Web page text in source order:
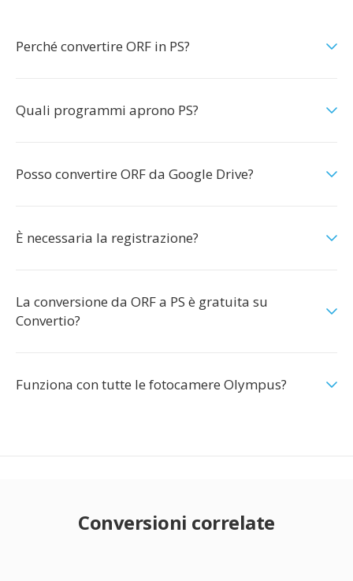
Perché convertire ORF in PS?
Quali programmi aprono PS?
Posso convertire ORF da Google Drive?
È necessaria la registrazione?
La conversione da ORF a PS è gratuita su
Convertio?
Funziona con tutte le fotocamere Olympus?
Conversioni correlate